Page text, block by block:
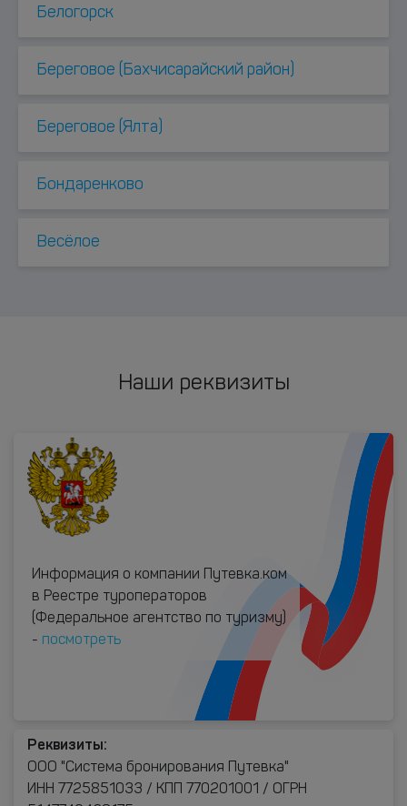
Белогорск
Береговое (Бахчисарайский район)
Береговое (Ялта)
Бондаренково
Весёлое
Наши реквизиты
Информация о компании Путевка.ком
в Реестре туроператоров
(Федеральное агентство по туризму)
- посмотреть
Реквизиты:
ООО "Система бронирования Путевка"
ИНН 7725851033 / КПП 770201001 / ОГРН